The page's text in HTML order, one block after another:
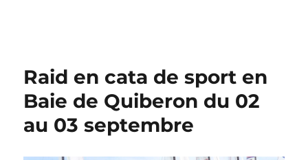
Raid en cata de sport en
Baie de Quiberon du 02
au 03 septembre